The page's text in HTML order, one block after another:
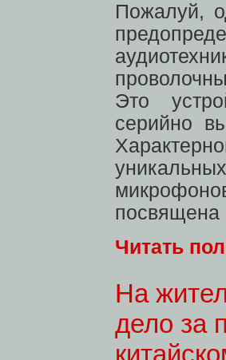
Пожалуй,
Это
серийно
посвящена
Читать
На
дело за